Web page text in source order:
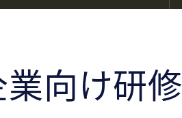
業向け研修